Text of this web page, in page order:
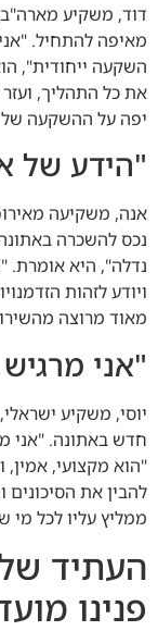
דוד, משקיע
מאיפה להתחיל.
השקעה ייחודית",
את כל התהליך,
יפה על ההשקעה
"הידע של
אנה, משקיעה
נכס להשכרה
נדלה", היא אומרת.
ויודע לזהות
מאוד מרוצה
"אני
יוסי, משקיע
חדש באתונה. "אני
"הוא מקצועי, אמין,
להבין את הסיכונים
ממליץ עליו לכל מי
העתיד
פנינו